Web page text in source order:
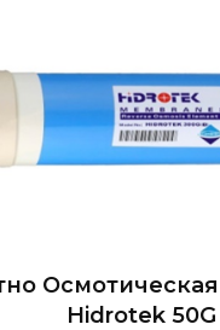
Hidrotek 50G